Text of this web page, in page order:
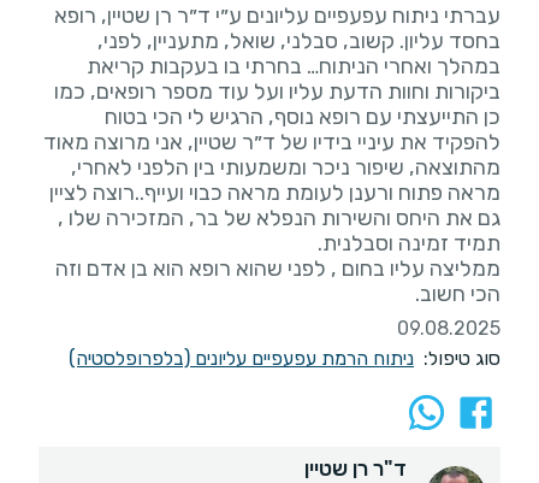
עברתי ניתוח עפעפיים עליונים ע״י ד״ר רן שטיין, רופא
בחסד עליון. קשוב, סבלני, שואל, מתעניין, לפני,
במהלך ואחרי הניתוח… בחרתי בו בעקבות קריאת
ביקורות וחוות הדעת עליו ועל עוד מספר רופאים, כמו
כן התייעצתי עם רופא נוסף, הרגיש לי הכי בטוח
להפקיד את עיניי בידיו של ד״ר שטיין, אני מרוצה מאוד
מהתוצאה, שיפור ניכר ומשמעותי בין הלפני לאחרי,
מראה פתוח ורענן לעומת מראה כבוי ועייף..רוצה לציין
גם את היחס והשירות הנפלא של בר, המזכירה שלו ,
ממליצה עליו בחום , לפני שהוא רופא הוא בן אדם וזה
הכי חשוב.
09.08.2025
סוג טיפול: ניתוח הרמת עפעפיים עליונים (בלפרופלסטיה)
ד"ר רן שטיין